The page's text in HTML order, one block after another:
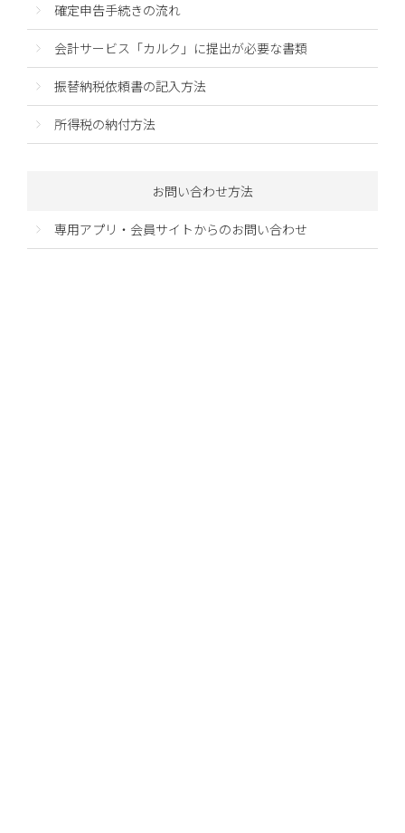
確定申告手続きの流れ
会計サービス「カルク」に提出が必要な書類
振替納税依頼書の記入方法
所得税の納付方法
お問い合わせ方法
専用アプリ・会員サイトからのお問い合わせ